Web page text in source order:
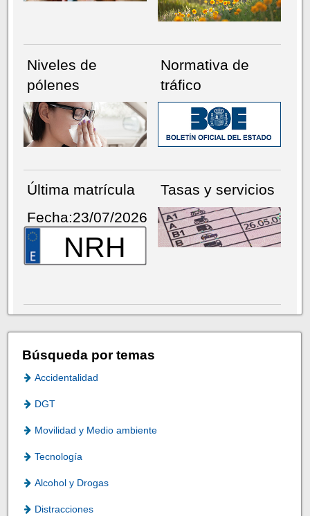
Niveles de
pólenes
Normativa de
tráfico
Última matrícula
Fecha:23/07/2026
NRH
Tasas y servicios
Búsqueda por temas
Accidentalidad
DGT
Movilidad y Medio ambiente
Tecnología
Alcohol y Drogas
Distracciones